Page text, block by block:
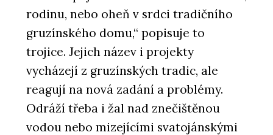
rodinu, nebo oheň v srdci tradičního
gruzínského domu,“ popisuje to
trojice. Jejich název i projekty
vycházejí z gruzínských tradic, ale
reagují na nová zadání a problémy.
Odráží třeba i žal nad znečištěnou
vodou nebo mizejícími svatojánskými